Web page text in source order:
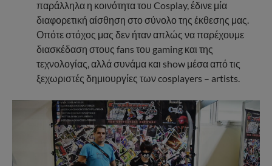
παράλληλα η κοινότητα του Cosplay, έδινε μία
διαφορετική αίσθηση στο σύνολο της έκθεσης μας.
Οπότε στόχος μας δεν ήταν απλώς να παρέχουμε
διασκέδαση στους fans του gaming και της
τεχνολογίας, αλλά συνάμα και show μέσα από τις
ξεχωριστές δημιουργίες των cosplayers – artists.